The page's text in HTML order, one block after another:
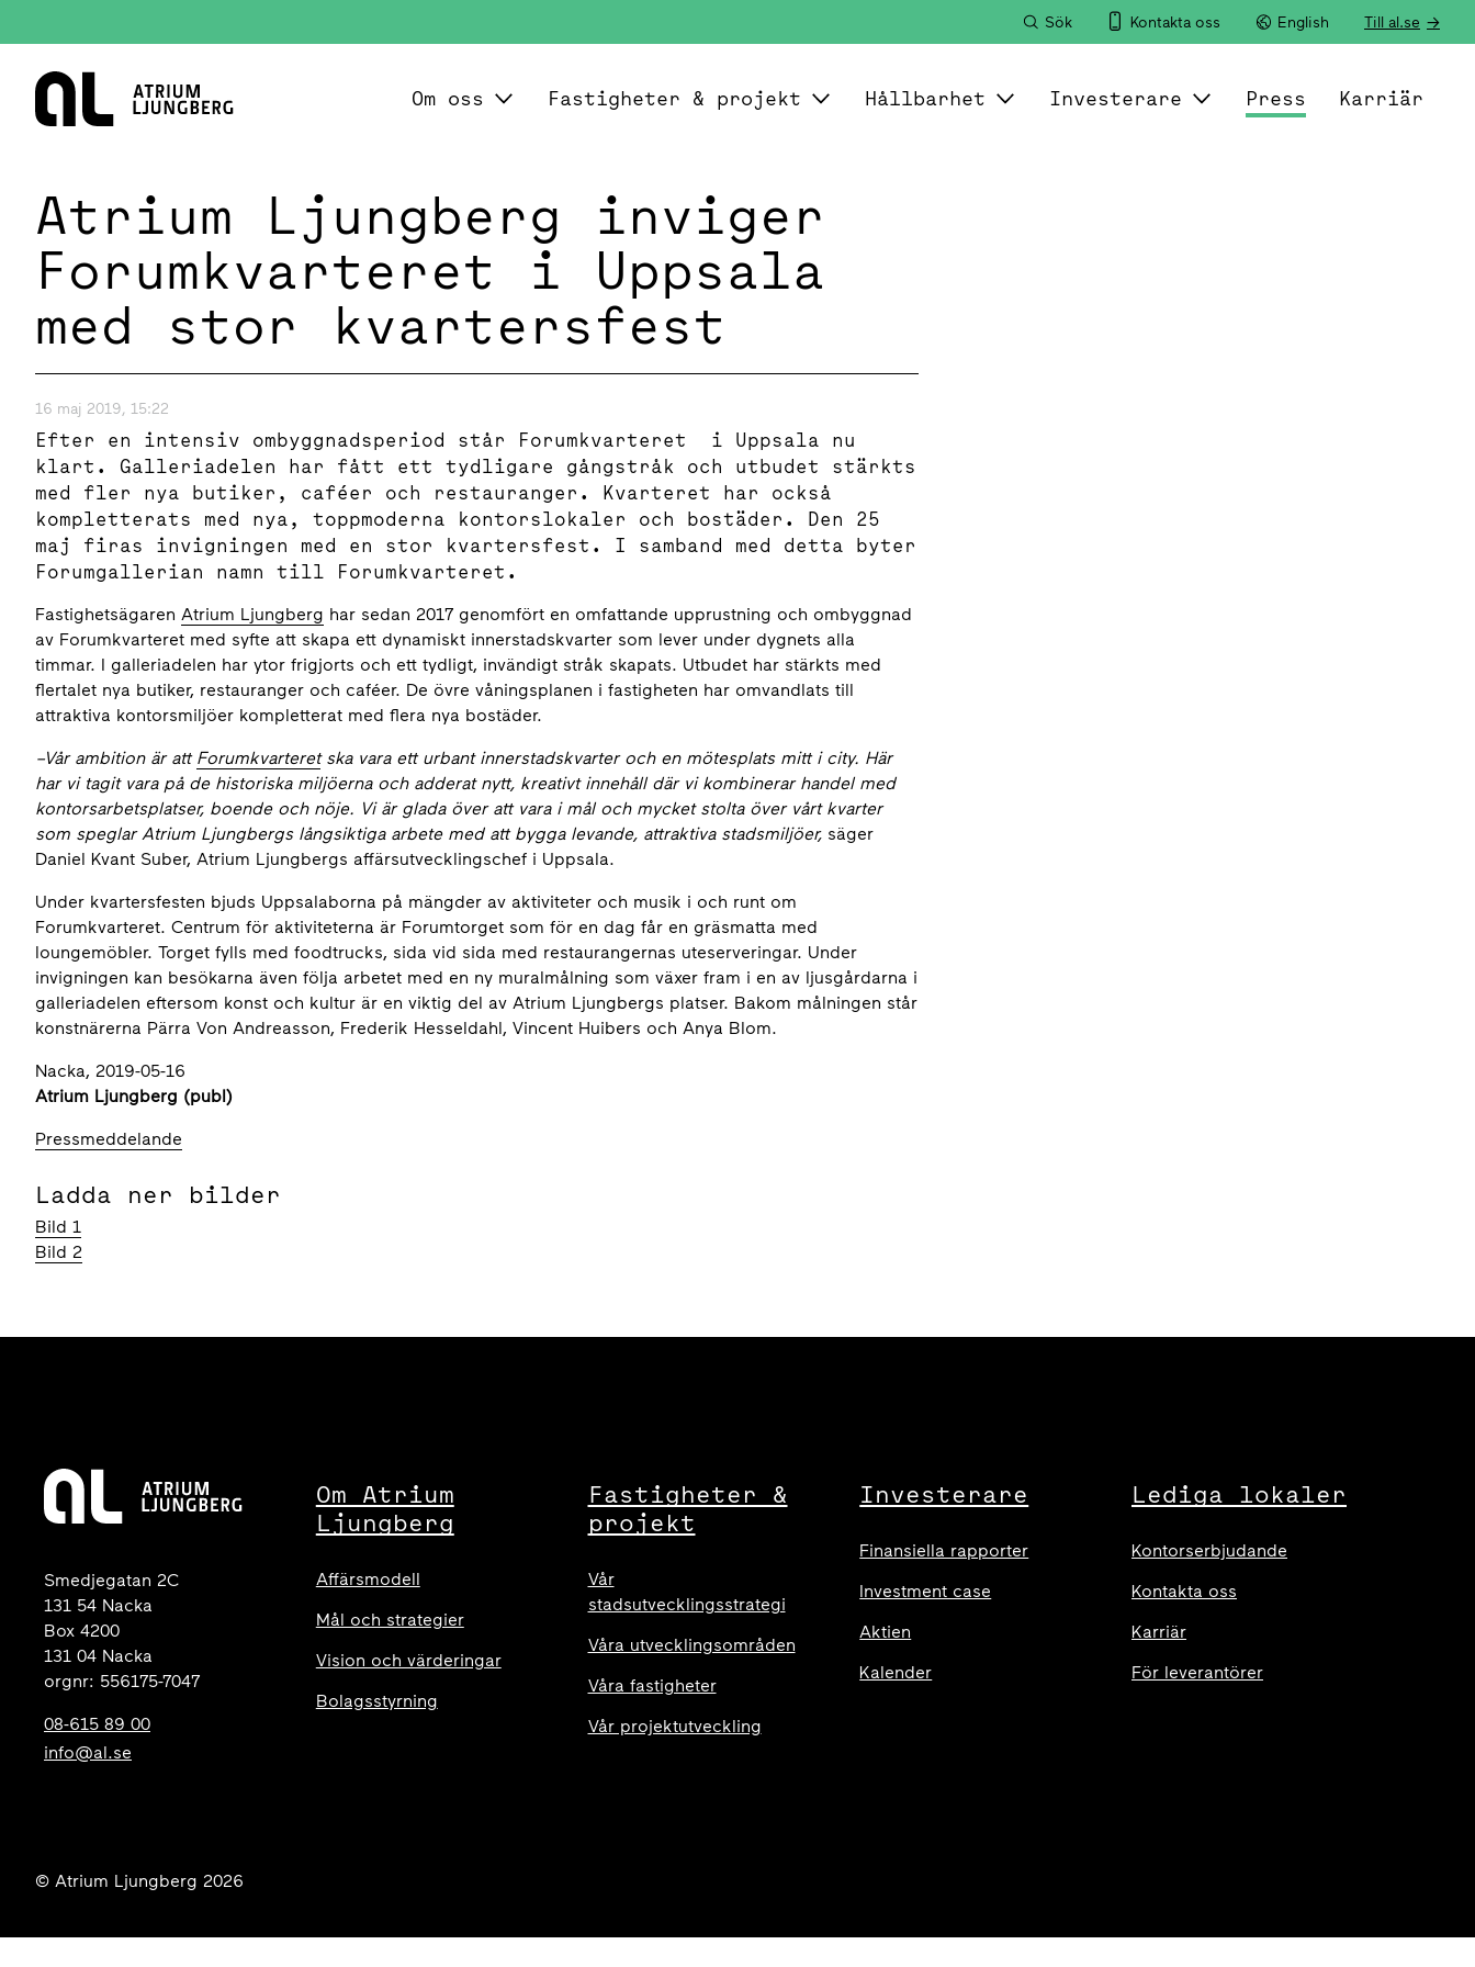
Sök Kontakta oss English Till al.se
Hem
Om oss Fastigheter & projekt Hållbarhet Investerare Press Karriär
Atrium Ljungberg inviger
Forumkvarteret i Uppsala
med stor kvartersfest
16 maj 2019, 15:22
Efter en intensiv ombyggnadsperiod står Forumkvarteret i Uppsala nu
klart. Galleriadelen har fått ett tydligare gångstråk och utbudet stärkts
med fler nya butiker, caféer och restauranger. Kvarteret har också
kompletterats med nya, toppmoderna kontorslokaler och bostäder. Den 25
maj firas invigningen med en stor kvartersfest. I samband med detta byter
Forumgallerian namn till Forumkvarteret.
Fastighetsägaren Atrium Ljungberg har sedan 2017 genomfört en omfattande upprustning och ombyggnad
av Forumkvarteret med syfte att skapa ett dynamiskt innerstadskvarter som lever under dygnets alla
timmar. I galleriadelen har ytor frigjorts och ett tydligt, invändigt stråk skapats. Utbudet har stärkts med
flertalet nya butiker, restauranger och caféer. De övre våningsplanen i fastigheten har omvandlats till
attraktiva kontorsmiljöer kompletterat med flera nya bostäder.
–Vår ambition är att Forumkvarteretska vara ett urbant innerstadskvarter och en mötesplats mitt i city. Här
har vi tagit vara på de historiska miljöerna och adderat nytt, kreativt innehåll där vi kombinerar handel med
kontorsarbetsplatser, boende och nöje. Vi är glada över att vara i mål och mycket stolta över vårt kvarter
som speglar Atrium Ljungbergs långsiktiga arbete med att bygga levande, attraktiva stadsmiljöer, säger
Daniel Kvant Suber, Atrium Ljungbergs affärsutvecklingschef i Uppsala.
Under kvartersfesten bjuds Uppsalaborna på mängder av aktiviteter och musik i och runt om
Forumkvarteret. Centrum för aktiviteterna är Forumtorget som för en dag får en gräsmatta med
loungemöbler. Torget fylls med foodtrucks, sida vid sida med restaurangernas uteserveringar. Under
invigningen kan besökarna även följa arbetet med en ny muralmålning som växer fram i en av ljusgårdarna i
galleriadelen eftersom konst och kultur är en viktig del av Atrium Ljungbergs platser. Bakom målningen står
konstnärerna Pärra Von Andreasson, Frederik Hesseldahl, Vincent Huibers och Anya Blom.
Nacka, 2019-05-16
Atrium Ljungberg (publ)
Pressmeddelande
Ladda ner bilder
Bild 1
Bild 2
Smedjegatan 2C
131 54 Nacka
Box 4200
131 04 Nacka
orgnr: 556175-7047
08-615 89 00
info@al.se
Om Atrium
Ljungberg
Affärsmodell
Mål och strategier
Vision och värderingar
Bolagsstyrning
Fastigheter &
projekt
Vår
stadsutvecklingsstrategi
Våra utvecklingsområden
Våra fastigheter
Vår projektutveckling
Investerare
Finansiella rapporter
Investment case
Aktien
Kalender
Lediga lokaler
Kontorserbjudande
Kontakta oss
Karriär
För leverantörer
© Atrium Ljungberg 2026